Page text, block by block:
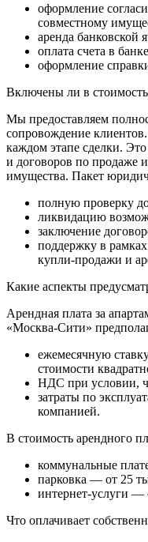
оформление
совместному
аренда банковской
оплата счета в
оформление
Включены ли в
Мы предоставляем
сопровождение
каждом этапе сделки. Это
и договоров по продаже
имущества. Пакет
полную проверку
ликвидацию
заключение
поддержку в
купли-продажи и
Какие аспекты
Арендная плата за
«Москва-Сити»
ежемесячную
стоимости
НДС при условии,
затраты по
компанией.
В стоимость арендного
коммунальные
парковка — от 25
интернет-услуги —
Что оплачивает